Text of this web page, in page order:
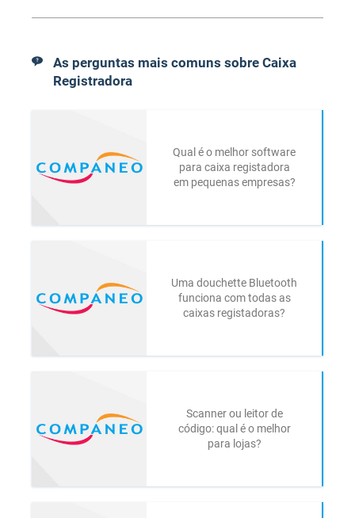
As perguntas mais comuns sobre Caixa
Registradora
Qual é o melhor software
para caixa registadora
em pequenas empresas?
Uma douchette Bluetooth
funciona com todas as
caixas registadoras?
Scanner ou leitor de
código: qual é o melhor
para lojas?